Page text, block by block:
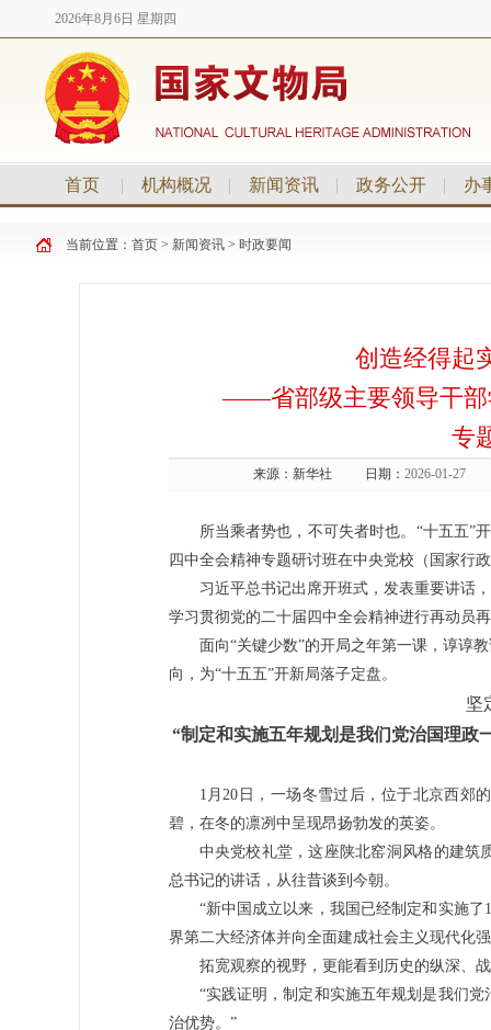
2026年8月6日 星期四
首页 | 机构概况 | 新闻资讯 | 政务公开 | 办
当前位置： 首页 > 新闻资讯 > 时政要闻
创造经得起
——省部级主要领导干部
专
来源： 新华社 日期： 2026-01-27
所当乘者势也，不可失者时也。“十五五”
四中全会精神专题研讨班在中央党校（国家行
习近平总书记出席开班式，发表重要讲话
学习贯彻党的二十届四中全会精神进行再动员
面向“关键少数”的开局之年第一课，谆谆
向，为“十五五”开新局落子定盘。
坚
“制定和实施五年规划是我们党治国理政
1月20日，一场冬雪过后，位于北京西郊
碧，在冬的凛冽中呈现昂扬勃发的英姿。
中央党校礼堂，这座陕北窑洞风格的建筑
总书记的讲话，从往昔谈到今朝。
“新中国成立以来，我国已经制定和实施
界第二大经济体并向全面建成社会主义现代化
拓宽观察的视野，更能看到历史的纵深、
“实践证明，制定和实施五年规划是我们
治优势。”